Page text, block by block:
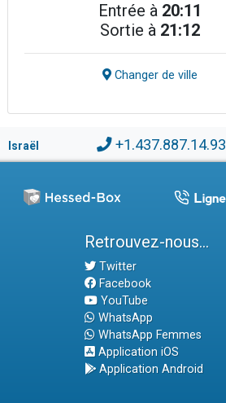
Entrée à 20:11
Sortie à 21:12
Changer de ville
Israël +1.437.887.14.93
Retrouvez-nous...
Twitter
Facebook
YouTube
WhatsApp
WhatsApp Femmes
Application iOS
Application Android